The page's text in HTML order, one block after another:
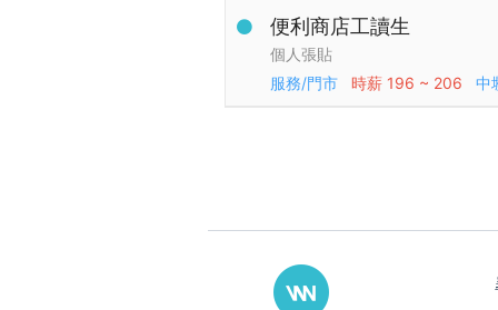
便利商店工讀生
個人張貼
服務/門市
時薪 196 ~ 206 中